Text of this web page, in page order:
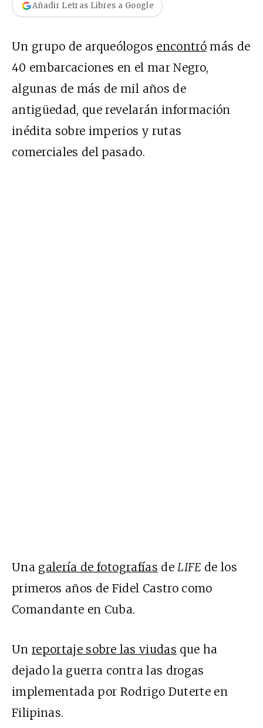
Añadir Letras Libres a Google
Un grupo de arqueólogos encontrómás de
40 embarcaciones en el mar Negro,
algunas de más de mil años de
antigüedad, que revelarán información
inédita sobre imperios y rutas
comerciales del pasado.
Una galería de fotografías deLIFE de los
primeros años de Fidel Castro como
Comandante en Cuba.
Unreportaje sobre las viudas que ha
dejado la guerra contra las drogas
implementada por Rodrigo Duterte en
Filipinas.